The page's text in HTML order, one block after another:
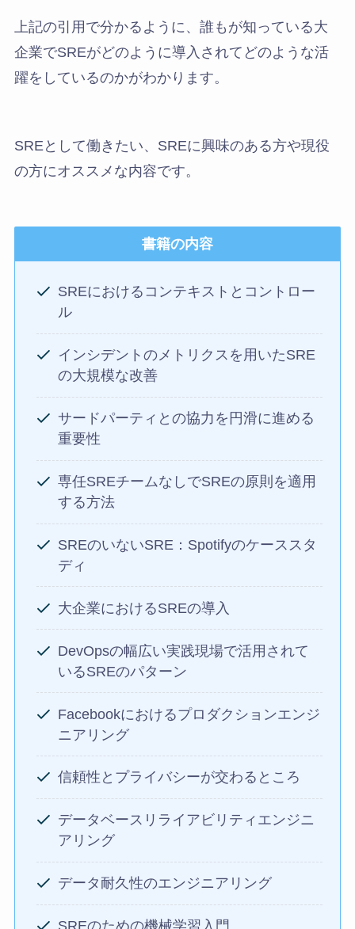
上記の引用で分かるように、誰もが知っている大
企業でSREがどのように導入されてどのような活
躍をしているのかがわかります。
SREとして働きたい、SREに興味のある方や現役
の方にオススメな内容です。
書籍の内容
SREにおけるコンテキストとコントロー
ル
インシデントのメトリクスを用いたSRE
の大規模な改善
サードパーティとの協力を円滑に進める
重要性
専任SREチームなしでSREの原則を適用
する方法
SREのいないSRE：Spotifyのケーススタ
ディ
大企業におけるSREの導入
DevOpsの幅広い実践現場で活用されて
いるSREのパターン
Facebookにおけるプロダクションエンジ
ニアリング
信頼性とプライバシーが交わるところ
データベースリライアビリティエンジニ
アリング
データ耐久性のエンジニアリング